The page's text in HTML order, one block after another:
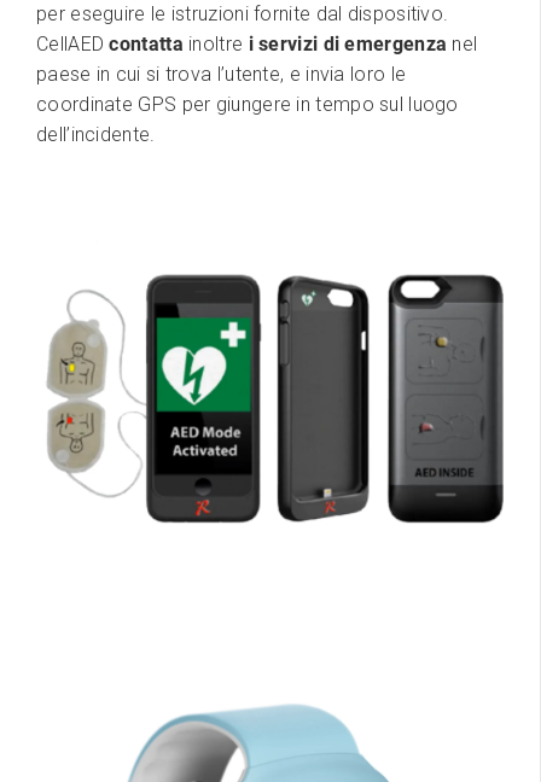
per eseguire le istruzioni fornite dal dispositivo.
CellAEDcontatta inoltre i servizi di emergenza nel
paese in cui si trova l’utente, e invia loro le
coordinate GPS per giungere in tempo sul luogo
dell’incidente.